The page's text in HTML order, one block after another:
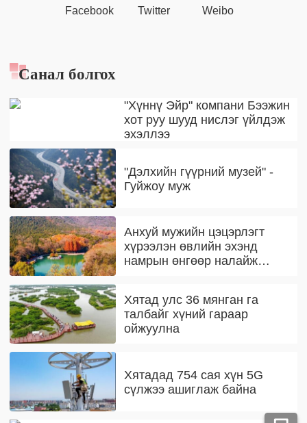
Facebook Twitter Weibo
Санал болгох
"Хүннү Эйр" компани Бээжин
хот руу шууд нислэг үйлдэж
эхэллээ
"Дэлхийн гүүрний музей" -
Гуйжоу муж
Анхуй мужийн цэцэрлэгт
хүрээлэн өвлийн эхэнд
намрын өнгөөр налайж
Хятад улс 36 мянган га
талбайг хүний гараар
ойжуулна
Хятадад 754 сая хүн 5G
сүлжээ ашиглаж байна